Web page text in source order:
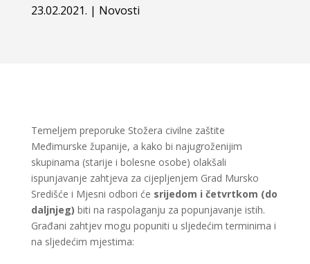
23.02.2021. | Novosti
Temeljem preporuke Stožera civilne zaštite
Međimurske županije, a kako bi najugroženijim
skupinama (starije i bolesne osobe) olakšali
ispunjavanje zahtjeva za cijepljenjem Grad Mursko
Središće i Mjesni odbori će srijedom i četvrtkom (do
daljnjeg) biti na raspolaganju za popunjavanje istih.
Građani zahtjev mogu popuniti u sljedećim terminima i
na sljedećim mjestima: